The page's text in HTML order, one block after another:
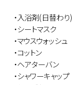
・入浴剤(日替わり)
・シートマスク
・マウスウォッシュ
・コットン
・ヘアターバン
・シャワーキャップ